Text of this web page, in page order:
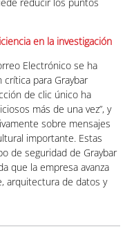
en la investigación
Electrónico se ha
para Graybar
de clic único ha
más de una vez”, y
sobre mensajes
importante. Estas
de seguridad de Graybar
que la empresa avanza
arquitectura de datos y